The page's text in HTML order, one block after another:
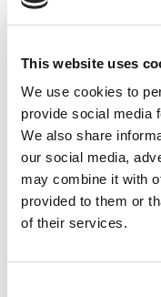
This website uses
We use cookies to
provide social media
We also share
our social media,
may combine it with
provided to them or
of their services.
Hjullager med
servicepakke med
trengs er inkludert.
Fire nivåer –
Våre servicepakker
inneholder
tilkommer